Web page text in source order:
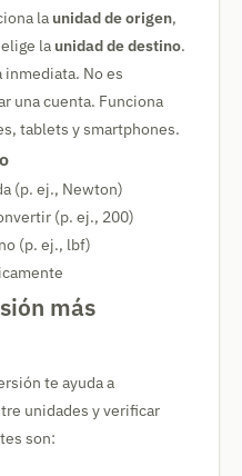
la unidad de origen,
la unidad de destino.
inmediata. No es
una cuenta. Funciona
tablets y smartphones.
(p. ej., Newton)
(p. ej., 200)
(p. ej., lbf)
más
te ayuda a
unidades y verificar
son: